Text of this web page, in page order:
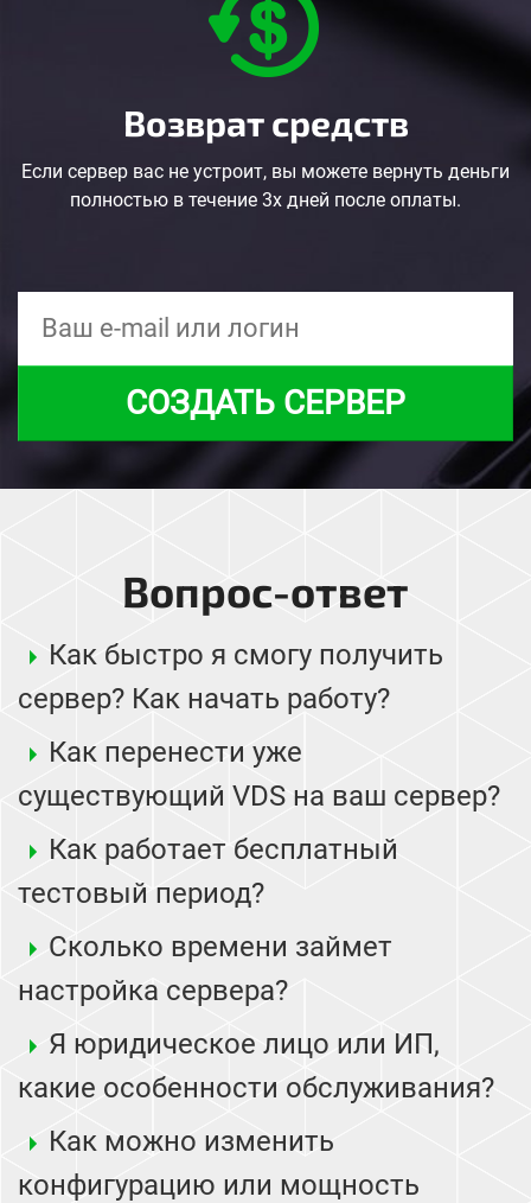
Возврат средств
Если сервер вас не устроит, вы можете вернуть деньги
полностью в течение 3х дней после оплаты.
СОЗДАТЬ СЕРВЕР
Вопрос-ответ
Как быстро я смогу получить
сервер? Как начать работу?
Как перенести уже
существующий VDS на ваш сервер?
Как работает бесплатный
тестовый период?
Сколько времени займет
настройка сервера?
Я юридическое лицо или ИП,
какие особенности обслуживания?
Как можно изменить
конфигурацию или мощность